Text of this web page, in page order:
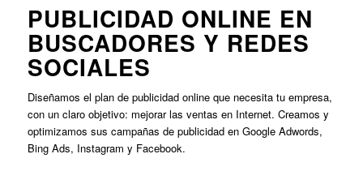
PUBLICIDAD ONLINE EN
BUSCADORES Y REDES
SOCIALES
Diseñamos el plan de publicidad online que necesita tu empresa,
con un claro objetivo: mejorar las ventas en Internet. Creamos y
optimizamos sus campañas de publicidad en Google Adwords,
Bing Ads, Instagram y Facebook.